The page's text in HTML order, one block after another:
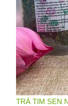
TRÀ TIM SEN